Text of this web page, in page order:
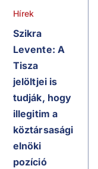
Hírek
Szikra
Levente: A
Tisza
jelöltjei is
tudják, hogy
illegitim a
köztársasági
elnöki
pozíció